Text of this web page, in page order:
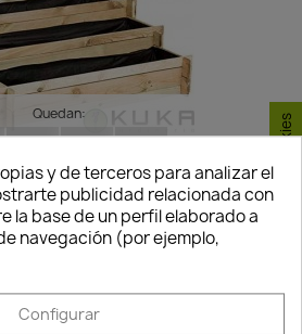
Quedan:
horas min. seg.
3 Cavidades...
60,30 €
y de terceros para analizar el
publicidad relacionada con
la base de un perfil elaborado a
navegación (por ejemplo,
Configurar